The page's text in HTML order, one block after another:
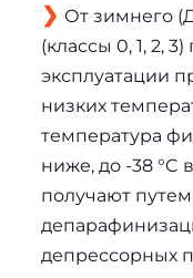
От зимнего
(классы 0, 1, 2,
эксплуатации
низких
температура
ниже, до -38 °C
получают
депрессорных